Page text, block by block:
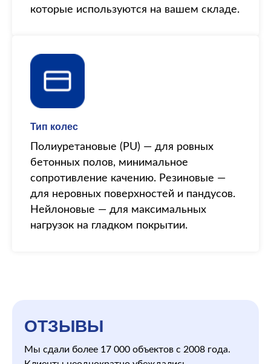
которые используются на вашем складе.
Тип колес
Полиуретановые (PU) — для ровных
бетонных полов, минимальное
сопротивление качению. Резиновые —
для неровных поверхностей и пандусов.
Нейлоновые — для максимальных
нагрузок на гладком покрытии.
ОТЗЫВЫ
Мы сдали более 17 000 объектов с 2008 года.